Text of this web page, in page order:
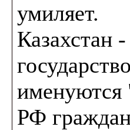
умиляет.
Казахстан
именуются
РФ